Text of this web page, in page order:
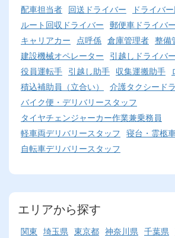
配車担当者 回送ドライバー
ドライバ
ルート回収ドライバー 郵便車ドライバー
キャリアカー
点呼係 倉庫管理者 整備
建設機械オペレーター
引越しドライバ
役員運転手 引越し助手 収集運搬助手
積込補助員（立合い）
介護タクシード
バイク便・デリバリースタッフ
タイヤチェンジャーカー作業兼乗務員
軽車両デリバリースタッフ 寝台・霊柩
自転車デリバリースタッフ
エリアから探す
関東 埼玉県 東京都 神奈川県 千葉県